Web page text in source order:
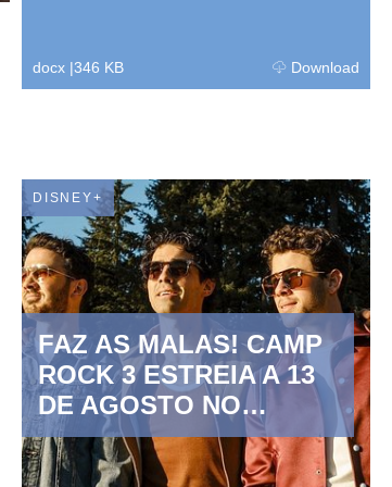
docx |346 KB Download
DISNEY+
FAZ AS MALAS! CAMP
ROCK 3 ESTREIA A 13
DE AGOSTO NO
DISNEY CHANNEL E
NO DIA SEGUINTE NO